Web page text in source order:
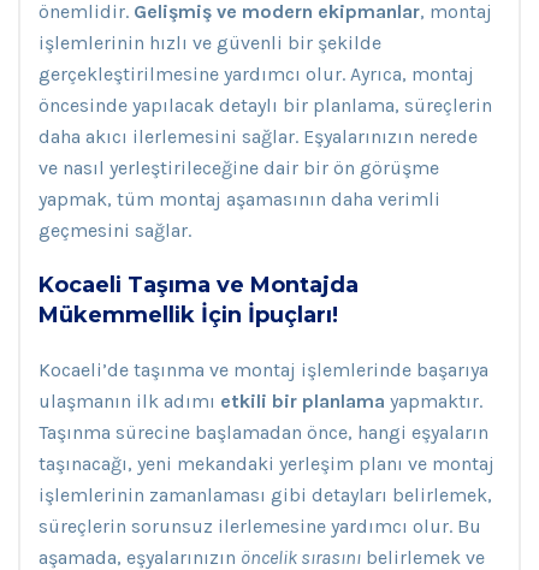
önemlidir. Gelişmiş ve modern ekipmanlar, montaj
işlemlerinin hızlı ve güvenli bir şekilde
gerçekleştirilmesine yardımcı olur. Ayrıca, montaj
öncesinde yapılacak detaylı bir planlama, süreçlerin
daha akıcı ilerlemesini sağlar. Eşyalarınızın nerede
ve nasıl yerleştirileceğine dair bir ön görüşme
yapmak, tüm montaj aşamasının daha verimli
geçmesini sağlar.
Kocaeli Taşıma ve Montajda
Mükemmellik İçin İpuçları!
Kocaeli’de taşınma ve montaj işlemlerinde başarıya
ulaşmanın ilk adımı etkili bir planlama yapmaktır.
Taşınma sürecine başlamadan önce, hangi eşyaların
taşınacağı, yeni mekandaki yerleşim planı ve montaj
işlemlerinin zamanlaması gibi detayları belirlemek,
süreçlerin sorunsuz ilerlemesine yardımcı olur. Bu
aşamada, eşyalarınızın öncelik sırasını belirlemek ve